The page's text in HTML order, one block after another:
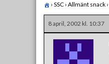
› SSC › Allmänt snack ›
8 april, 2002 kl. 10:37